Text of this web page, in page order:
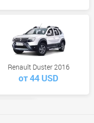
Renault Duster 2016
от 44 USD